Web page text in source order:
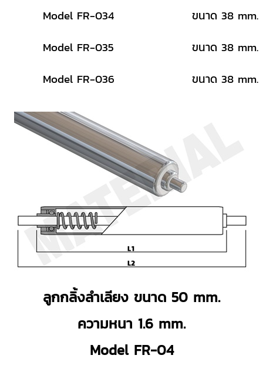
Model FR-034
ขนาด 38 mm.
Model FR-035
ขนาด 38 mm.
Model FR-036
ขนาด 38 mm.
ลูกกลิ้งลำเลียง ขนาด 50 mm.
ความหนา 1.6 mm.
Model FR-04